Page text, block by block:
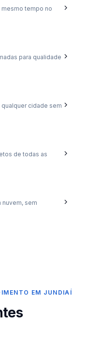
mesmo tempo no
para qualidade
qualquer cidade sem
de todas as
sem
EM JUNDIAÍ